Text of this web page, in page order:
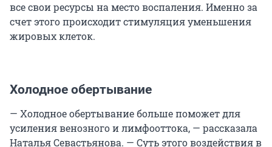
все свои ресурсы на место воспаления. Именно за
счет этого происходит стимуляция уменьшения
жировых клеток.
Холодное обертывание
— Холодное обертывание больше поможет для
усиления венозного и лимфооттока, — рассказала
Наталья Севастьянова. — Суть этого воздействия в